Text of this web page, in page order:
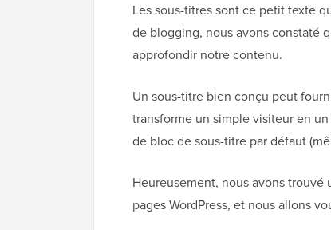
Les sous-titres sont ce petit texte
de blogging, nous avons constaté
approfondir notre contenu.
Un sous-titre bien conçu peut
transforme un simple visiteur en
de bloc de sous-titre par défaut
Heureusement, nous avons
pages WordPress, et nous allons